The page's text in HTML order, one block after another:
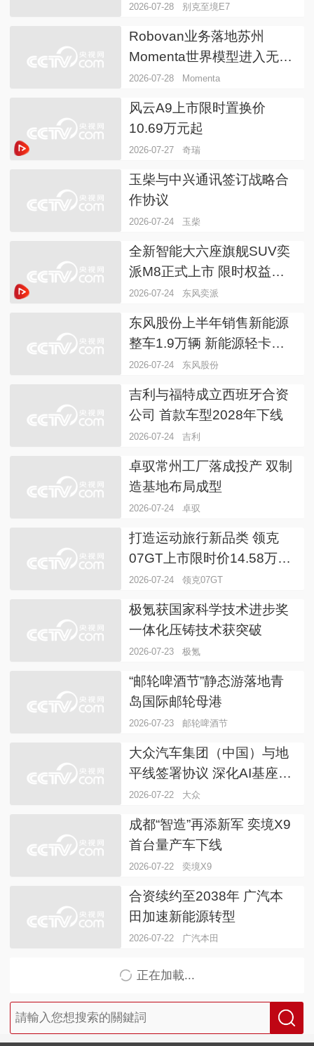
2026-07-28 别克至境E7
Robovan业务落地苏州
Momenta世界模型进入无人
配送市场
2026-07-28 Momenta
风云A9上市限时置换价
10.69万元起
2026-07-27 奇瑞
玉柴与中兴通讯签订战略合
作协议
2026-07-24 玉柴
全新智能大六座旗舰SUV奕
派M8正式上市 限时权益价
16.58万起
2026-07-24 东风奕派
东风股份上半年销售新能源
整车1.9万辆 新能源轻卡销
量暴增573%
2026-07-24 东风股份
吉利与福特成立西班牙合资
公司 首款车型2028年下线
2026-07-24 吉利
卓驭常州工厂落成投产 双制
造基地布局成型
2026-07-24 卓驭
打造运动旅行新品类 领克
07GT上市限时价14.58万元
起
2026-07-24 领克07GT
极氪获国家科学技术进步奖
一体化压铸技术获突破
2026-07-23 极氪
“邮轮啤酒节”静态游落地青
岛国际邮轮母港
2026-07-23 邮轮啤酒节
大众汽车集团（中国）与地
平线签署协议 深化AI基座大
模型合作
2026-07-22 大众
成都“智造”再添新军 奕境X9
首台量产车下线
2026-07-22 奕境X9
合资续约至2038年 广汽本
田加速新能源转型
2026-07-22 广汽本田
正在加載...